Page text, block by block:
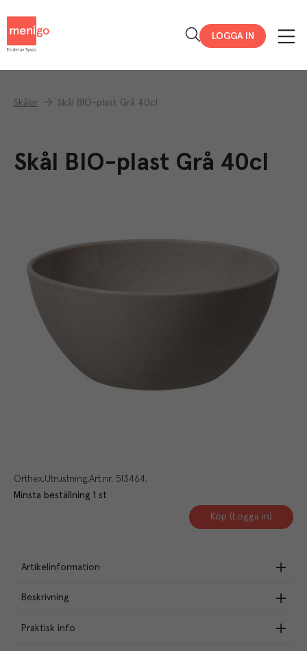
LOGGA IN
Skålar Skål BIO-plast Grå 40cl
Skål BIO-plast Grå 40cl
Orthex Utrustning Art.nr. 513464
Minsta beställning 1 st
Köp (Logga in)
Artikelinformation
Beskrivning
Praktisk info